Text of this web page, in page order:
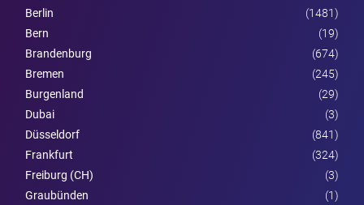
Berlin
(1481)
Bern
(19)
Brandenburg
(674)
Bremen
(245)
Burgen­land
(29)
Dubai
(3)
Düsseldorf
(841)
Frankfurt
(324)
Freiburg (CH)
(3)
Graubünden
(1)